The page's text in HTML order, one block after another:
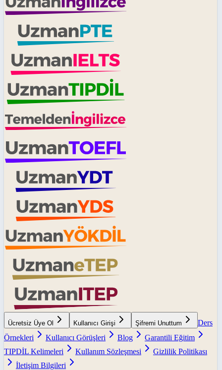
Ücretsiz Üye Ol Kullanıcı Girişi Şifremi Unuttum
Ders
Örnekleri
Kullanıcı Görüşleri Blog
Garantili Eğitim
TIPDİL Kelimeleri
Kullanım Sözleşmesi
Gizlilik Politikası
İletişim Bilgileri